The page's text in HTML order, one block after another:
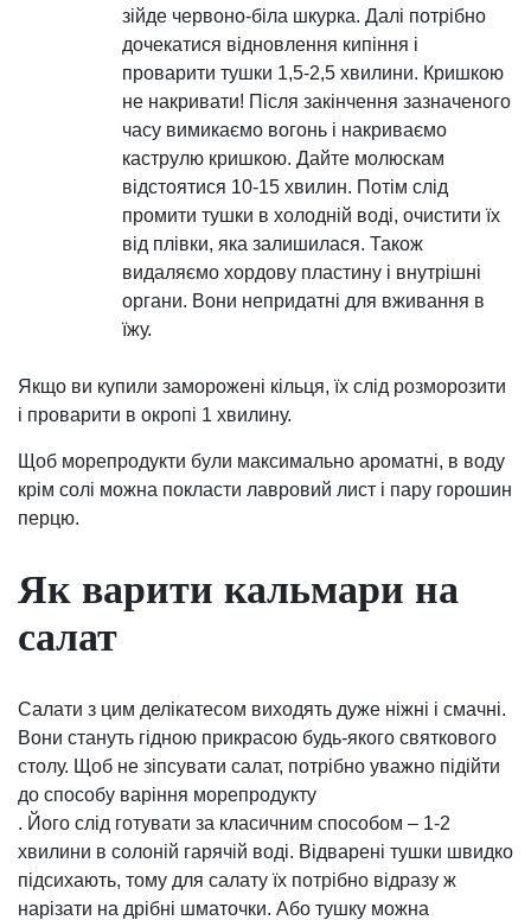
зійде червоно-біла шкурка. Далі потрібно
дочекатися відновлення кипіння і
проварити тушки 1,5-2,5 хвилини. Кришкою
не накривати! Після закінчення зазначеного
часу вимикаємо вогонь і накриваємо
каструлю кришкою. Дайте молюскам
відстоятися 10-15 хвилин. Потім слід
промити тушки в холодній воді, очистити їх
від плівки, яка залишилася. Також
видаляємо хордову пластину і внутрішні
органи. Вони непридатні для вживання в
їжу.
Якщо ви купили заморожені кільця, їх слід розморозити
і проварити в окропі 1 хвилину.
Щоб морепродукти були максимально ароматні, в воду
крім солі можна покласти лавровий лист і пару горошин
перцю.
Як варити кальмари на
салат
Салати з цим делікатесом виходять дуже ніжні і смачні.
Вони стануть гідною прикрасою будь-якого святкового
столу. Щоб не зіпсувати салат, потрібно уважно підійти
до способу варіння морепродукту
. Його слід готувати за класичним способом – 1-2
хвилини в солоній гарячій воді. Відварені тушки швидко
підсихають, тому для салату їх потрібно відразу ж
нарізати на дрібні шматочки. Або тушку можна